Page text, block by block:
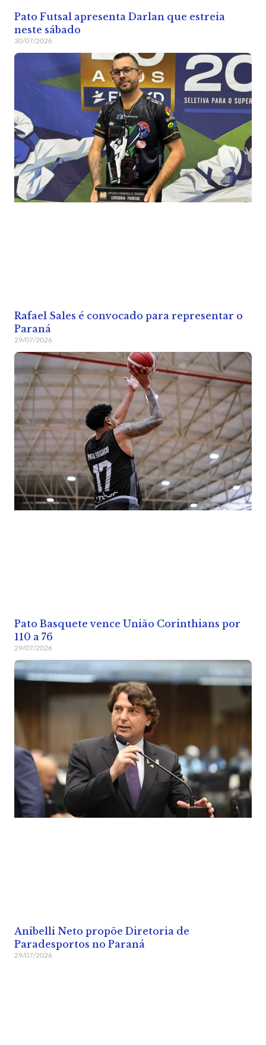
Pato Futsal apresenta Darlan que estreia
neste sábado
30/07/2026
Rafael Sales é convocado para representar o
Paraná
29/07/2026
Pato Basquete vence União Corinthians por
110 a 76
29/07/2026
Anibelli Neto propõe Diretoria de
Paradesportos no Paraná
29/07/2026